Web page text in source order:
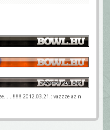
2012.03.21.: vazzze az n